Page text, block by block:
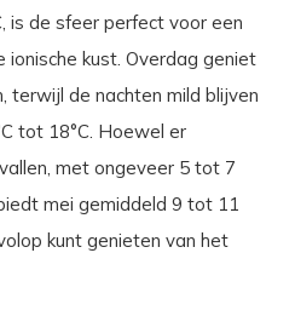
is de sfeer perfect voor een
kust. Overdag geniet
terwijl de nachten mild blijven
tot 18°C. Hoewel er
met ongeveer 5 tot 7
mei gemiddeld 9 tot 11
kunt genieten van het